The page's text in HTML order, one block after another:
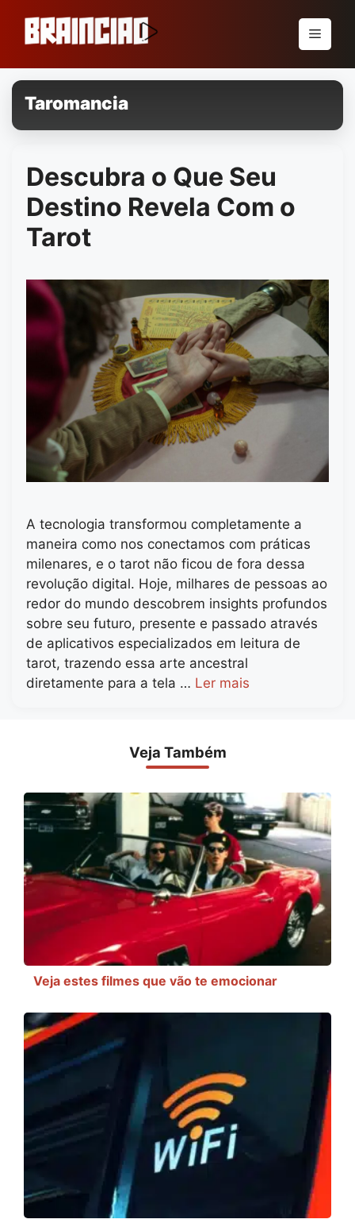
conteúdo
Menu
Taromancia
Descubra o Que Seu
Destino Revela Com o
Tarot
A tecnologia transformou completamente a
maneira como nos conectamos com práticas
milenares, e o tarot não ficou de fora dessa
revolução digital. Hoje, milhares de pessoas ao
redor do mundo descobrem insights profundos
sobre seu futuro, presente e passado através
de aplicativos especializados em leitura de
tarot, trazendo essa arte ancestral
diretamente para a tela … Ler mais
Veja Também
Veja estes filmes que vão te emocionar